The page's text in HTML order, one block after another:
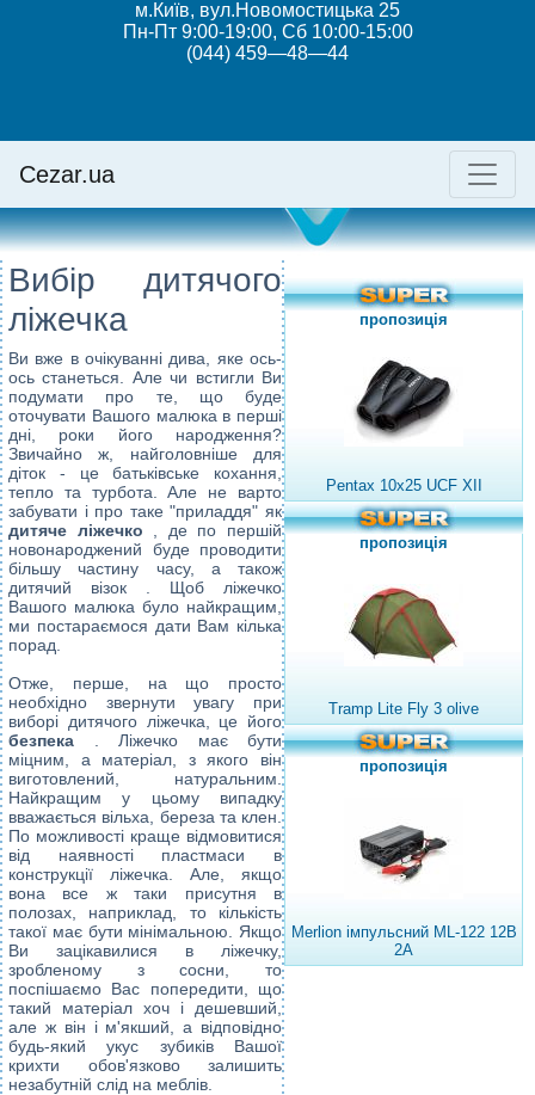
м.Київ, вул.Новомостицька 25
Пн-Пт 9:00-19:00, Сб 10:00-15:00
(044) 459—48—44
Cezar.ua
Вибір дитячого
ліжечка
Ви вже в очікуванні дива, яке ось-
ось станеться. Але чи встигли Ви
подумати про те, що буде
оточувати Вашого малюка в перші
дні, роки його народження?
Звичайно ж, найголовніше для
діток - це батьківське кохання,
тепло та турбота. Але не варто
забувати і про таке "приладдя" як
дитяче ліжечко , де по першій
новонароджений буде проводити
більшу частину часу, а також
дитячий візок . Щоб ліжечко
Вашого малюка було найкращим,
ми постараємося дати Вам кілька
порад.
Отже, перше, на що просто
необхідно звернути увагу при
виборі дитячого ліжечка, це його
безпека . Ліжечко має бути
міцним, а матеріал, з якого він
виготовлений, натуральним.
Найкращим у цьому випадку
вважається вільха, береза ​​та клен.
По можливості краще відмовитися
від наявності пластмаси в
конструкції ліжечка. Але, якщо
вона все ж таки присутня в
полозах, наприклад, то кількість
такої має бути мінімальною. Якщо
Ви зацікавилися в ліжечку,
зробленому з сосни, то
поспішаємо Вас попередити, що
такий матеріал хоч і дешевший,
але ж він і м'якший, а відповідно
будь-який укус зубиків Вашої
крихти обов'язково залишить
незабутній слід на меблів.
пропозиція
Pentax 10x25 UCF XII
пропозиція
Tramp Lite Fly 3 olive
пропозиція
Merlion імпульсний ML-122 12В
2А